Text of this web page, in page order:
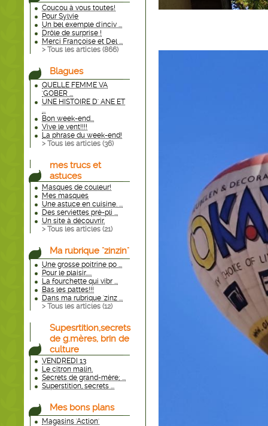
Coucou à vous toutes!
Pour Sylvie
Un bel exemple d'inciv ...
Drôle de surprise !
Merci Françoise et Del ...
> Tous les articles (866)
Blagues
QUELLE FEMME VA
'GOBER ...
UNE HISTOIRE D' ANE ET
...
Bon week-end...
Vive le vent!!!!
La phrase du week-end!
> Tous les articles (36)
mes trucs et
astuces
Masques de couleur!
Mes masques
Une astuce en cuisine. ...
Des serviettes pré-pli ...
Un site à découvrir.
> Tous les articles (21)
Ma rubrique "zinzin"
Une grosse poitrine po ...
Pour le plaisir.....
La fourchette qui vibr ...
Bas les pattes!!!
Dans ma rubrique 'zinz ...
> Tous les articles (12)
Supesrtition,secrets
de g.mères, brin de
culture
VENDREDI 13
Le citron malin.
Secrets de grand-mère; ...
Superstition, secrets ...
Mes bons plans
Magasins 'Action'